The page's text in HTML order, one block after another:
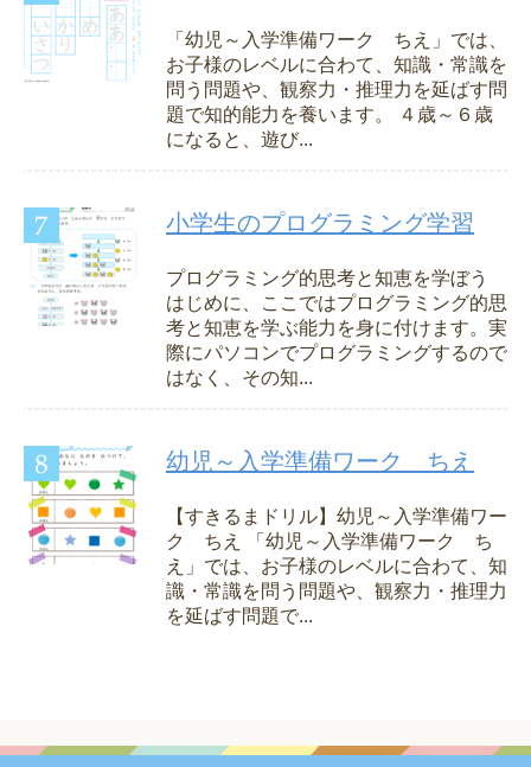
「幼児～入学準備ワーク ちえ」では、
お子様のレベルに合わて、知識・常識を
問う問題や、観察力・推理力を延ばす問
題で知的能力を養います。 ４歳～６歳
になると、遊び...
小学生のプログラミング学習
プログラミング的思考と知恵を学ぼう
はじめに、ここではプログラミング的思
考と知恵を学ぶ能力を身に付けます。実
際にパソコンでプログラミングするので
はなく、その知...
幼児～入学準備ワーク ちえ
【すきるまドリル】幼児～入学準備ワー
ク ちえ 「幼児～入学準備ワーク ち
え」では、お子様のレベルに合わて、知
識・常識を問う問題や、観察力・推理力
を延ばす問題で...